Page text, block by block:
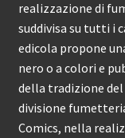
realizzazione di
suddivisa su tutti i
edicola propone
nero o a colori e
della tradizione
divisione
Comics, nella